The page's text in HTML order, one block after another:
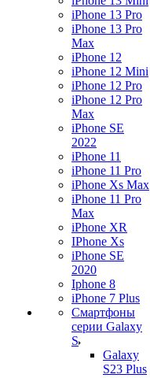
iPhone 13 Pro
iPhone 13 Pro
Max
iPhone 12
iPhone 12 Mini
iPhone 12 Pro
iPhone 12 Pro
Max
iPhone SE
2022
iPhone 11
iPhone 11 Pro
iPhone Xs Max
iPhone 11 Pro
Max
iPhone XR
IPhone Xs
iPhone SE
2020
Iphone 8
iPhone 7 Plus
Смартфоны
серии Galaxy
S
Galaxy
S23 Plus